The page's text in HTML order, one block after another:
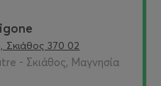
Σκιάθος 370 02
- Σκιάθος, Μαγνησία